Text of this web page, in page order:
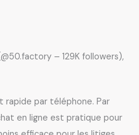
– 129K followers),
rapide par téléphone. Par
en ligne est pratique pour